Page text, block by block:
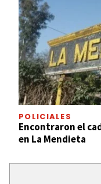
POLICIALES
Encontraron el
en La Mendieta